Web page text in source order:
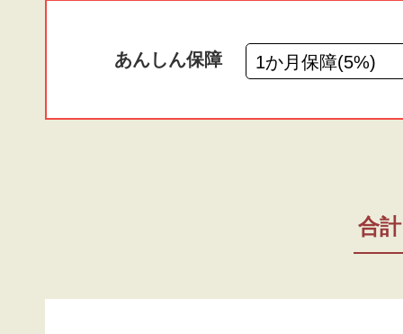
あんしん保障
合計